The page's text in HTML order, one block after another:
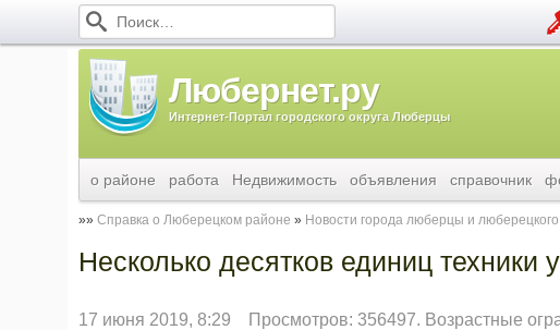
Любернет.ру
Интернет-Портал городского округа Люберцы
о районе работа Недвижимость объявления справочник
Справка о Люберецком районе Новости города люберцы и
Несколько десятков единиц
17 июня 2019, 8:29 Просмотров: 356497. Возрастные